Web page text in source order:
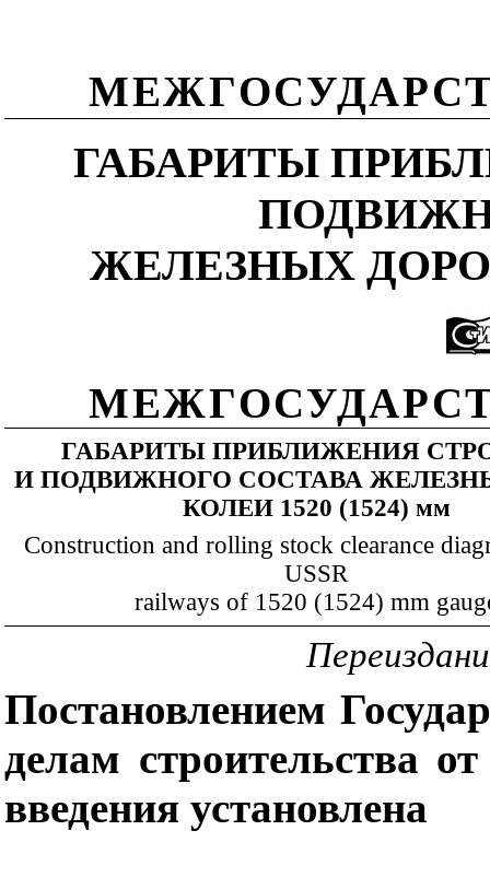
ГАБАРИТЫ
ЖЕЛЕЗНЫХ ДОРОГ
ГАБАРИТЫ ПРИБЛИЖЕНИЯ
И ПОДВИЖНОГО СОСТАВА
КОЛЕИ 1520 (1524) мм
Construction and rolling stock clearance
USSR
railways of 1520 (1524) mm
Постановлением
делам строительства
введения установлена